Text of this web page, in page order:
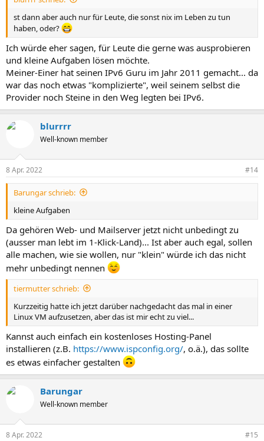
st dann aber auch nur für Leute, die sonst nix im Leben zu tun
haben, oder?
Ich würde eher sagen, für Leute die gerne was ausprobieren
und kleine Aufgaben lösen möchte.
Meiner-Einer hat seinen IPv6 Guru im Jahr 2011 gemacht... da
war das noch etwas "komplizierte", weil seinem selbst die
Provider noch Steine in den Weg legten bei IPv6.
blurrrr
Well-known member
8 Apr. 2022 #14
Barungar schrieb:
kleine Aufgaben
Da gehören Web- und Mailserver jetzt nicht unbedingt zu
(ausser man lebt im 1-Klick-Land)... Ist aber auch egal, sollen
alle machen, wie sie wollen, nur "klein" würde ich das nicht
mehr unbedingt nennen
tiermutter schrieb:
Kurzzeitig hatte ich jetzt darüber nachgedacht das mal in einer
Linux VM aufzusetzen, aber das ist mir echt zu viel...
Kannst auch einfach ein kostenloses Hosting-Panel
installieren (z.B. https://www.ispconfig.org/, o.ä.), das sollte
es etwas einfacher gestalten
Barungar
Well-known member
8 Apr. 2022 #15